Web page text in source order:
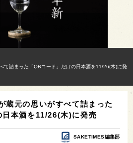
て詰まった「QRコード」だけの日本酒を11/26(木)に発
蔵元の思いがすべて詰まった
日本酒を11/26(木)に発売
SAKETIMES編集部